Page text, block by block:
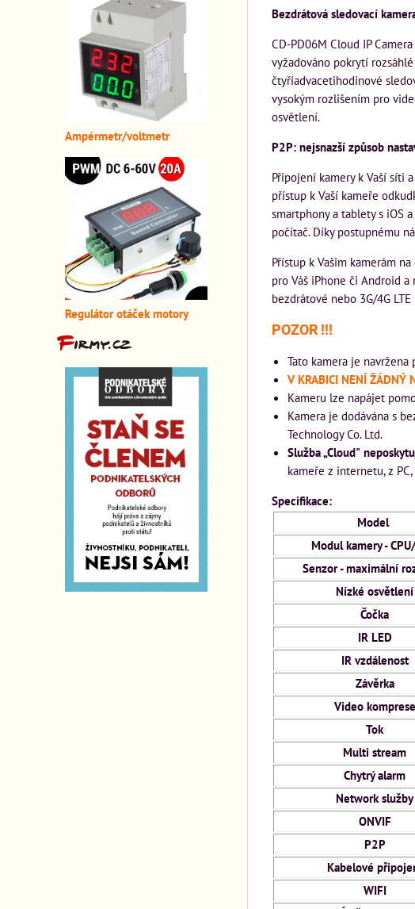
Bezdrátová sledovací
CD-PD06M Cloud IP
vyžadováno pokrytí
čtyřiadvacetihodinové
vysokým rozlišením pro
osvětlení.
P2P: nejsnazší způsob
Připojení kamery k Vaší síti
přístup k Vaší kameře
smartphony a tablety s iOS
počítač. Díky postupnému
Přístup k Vašim kamerám
pro Váš iPhone či Android
bezdrátové nebo 3G/4G
POZOR !!!
Tato kamera je
V KRABICI NENÍ ŽÁDNÝ
Kameru lze napájet
Kamera je dodávána s
Technology Co. Ltd.
Služba „Cloud"
kameře z internetu, z
Specifikace:
Model
Modul kamery -
Senzor - maximální
Nízké osvětlení
Čočka
IR LED
IR vzdálenost
Závěrka
Video komprese
Tok
Multi stream
Chytrý alarm
Network služby
ONVIF
P2P
Kabelové
WIFI
Ampérmetr/voltmetr
Regulátor otáček motory